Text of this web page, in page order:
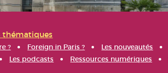
thématiques
? Foreign in Paris ? Les nouveautés
Les podcasts Ressources numériques